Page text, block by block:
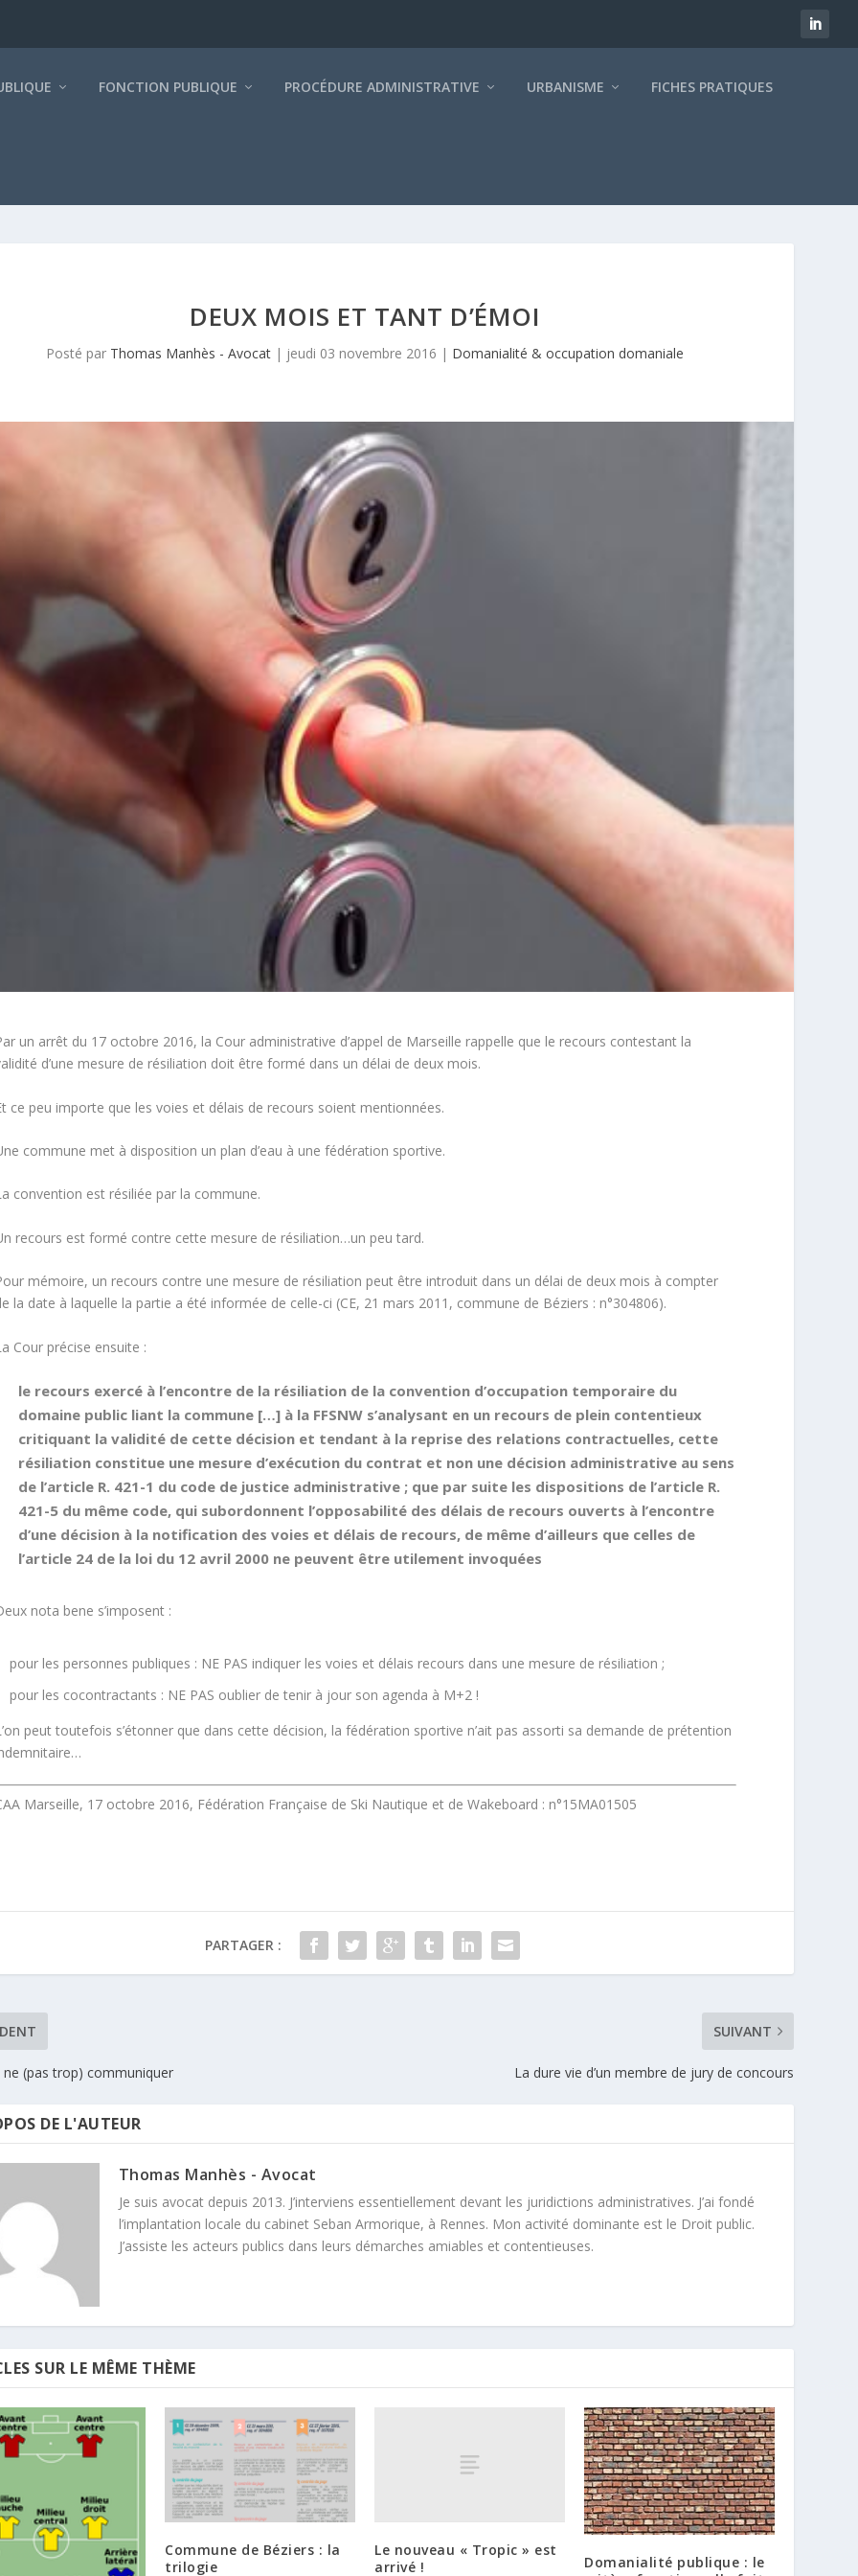
FONCTION PUBLIQUE PROCÉDURE ADMINISTRATIVE URBANISME FICHES PRATIQUES
DEUX MOIS ET TANT D’ÉMOI
Posté par Thomas Manhès - Avocat | jeudi 03 novembre 2016 | Domanialité & occupation domaniale
un arrêt du 17 octobre 2016, la Cour administrative d’appel de Marseille rappelle que le recours contestant la
d’une mesure de résiliation doit être formé dans un délai de deux mois.
ce peu importe que les voies et délais de recours soient mentionnées.
commune met à disposition un plan d’eau à une fédération sportive.
convention est résiliée par la commune.
recours est formé contre cette mesure de résiliation…un peu tard.
mémoire, un recours contre une mesure de résiliation peut être introduit dans un délai de deux mois à compter
la date à laquelle la partie a été informée de celle-ci (CE, 21 mars 2011, commune de Béziers : n°304806).
Cour précise ensuite :
le recours exercé à l’encontre de la résiliation de la convention d’occupation temporaire du
domaine public liant la commune […] à la FFSNW s’analysant en un recours de plein contentieux
critiquant la validité de cette décision et tendant à la reprise des relations contractuelles, cette
résiliation constitue une mesure d’exécution du contrat et non une décision administrative au sens
de l’article R. 421-1 du code de justice administrative ; que par suite les dispositions de l’article R.
421-5 du même code, qui subordonnent l’opposabilité des délais de recours ouverts à l’encontre
d’une décision à la notification des voies et délais de recours, de même d’ailleurs que celles de
l’article 24 de la loi du 12 avril 2000 ne peuvent être utilement invoquées
nota bene s’imposent :
pour les personnes publiques : NE PAS indiquer les voies et délais recours dans une mesure de résiliation ;
pour les cocontractants : NE PAS oublier de tenir à jour son agenda à M+2 !
peut toutefois s’étonner que dans cette décision, la fédération sportive n’ait pas assorti sa demande de prétention
Marseille, 17 octobre 2016, Fédération Française de Ski Nautique et de Wakeboard : n°15MA01505
PARTAGER :
ne (pas trop) communiquer
SUIVANT
La dure vie d’un membre de jury de concours
DE L'AUTEUR
Thomas Manhès - Avocat
Je suis avocat depuis 2013. J’interviens essentiellement devant les juridictions administratives. J’ai fondé
l’implantation locale du cabinet Seban Armorique, à Rennes. Mon activité dominante est le Droit public.
J’assiste les acteurs publics dans leurs démarches amiables et contentieuses.
SUR LE MÊME THÈME
Commune de Béziers : la
trilogie
Le nouveau « Tropic » est
arrivé !
Domanialité publique : le